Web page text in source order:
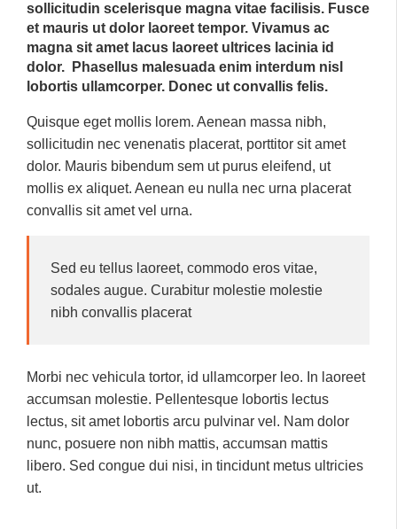
sollicitudin scelerisque magna vitae facilisis. Fusce
et mauris ut dolor laoreet tempor. Vivamus ac
magna sit amet lacus laoreet ultrices lacinia id
dolor. Phasellus malesuada enim interdum nisl
lobortis ullamcorper. Donec ut convallis felis.
Quisque eget mollis lorem. Aenean massa nibh,
sollicitudin nec venenatis placerat, porttitor sit amet
dolor. Mauris bibendum sem ut purus eleifend, ut
mollis ex aliquet. Aenean eu nulla nec urna placerat
convallis sit amet vel urna.
Sed eu tellus laoreet, commodo eros vitae,
sodales augue. Curabitur molestie molestie
nibh convallis placerat
Morbi nec vehicula tortor, id ullamcorper leo. In laoreet
accumsan molestie. Pellentesque lobortis lectus
lectus, sit amet lobortis arcu pulvinar vel. Nam dolor
nunc, posuere non nibh mattis, accumsan mattis
libero. Sed congue dui nisi, in tincidunt metus ultricies
ut.